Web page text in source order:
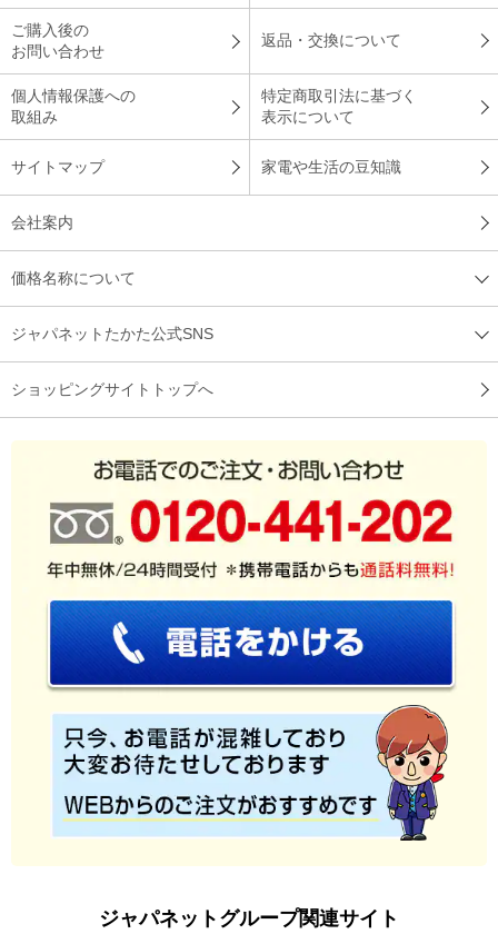
ご購入後の
お問い合わせ
返品・交換について
個人情報保護への
取組み
特定商取引法に基づく
表示について
サイトマップ 家電や生活の豆知識
会社案内
価格名称について
ジャパネットたかた公式SNS
ショッピングサイトトップへ
ジャパネットグループ関連サイト